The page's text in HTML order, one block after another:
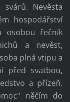
Nevěsta
hospodářství
osobou řečník
a nevěst,
plná vtipu a
před svatbou,
a přízeň.
něčím do